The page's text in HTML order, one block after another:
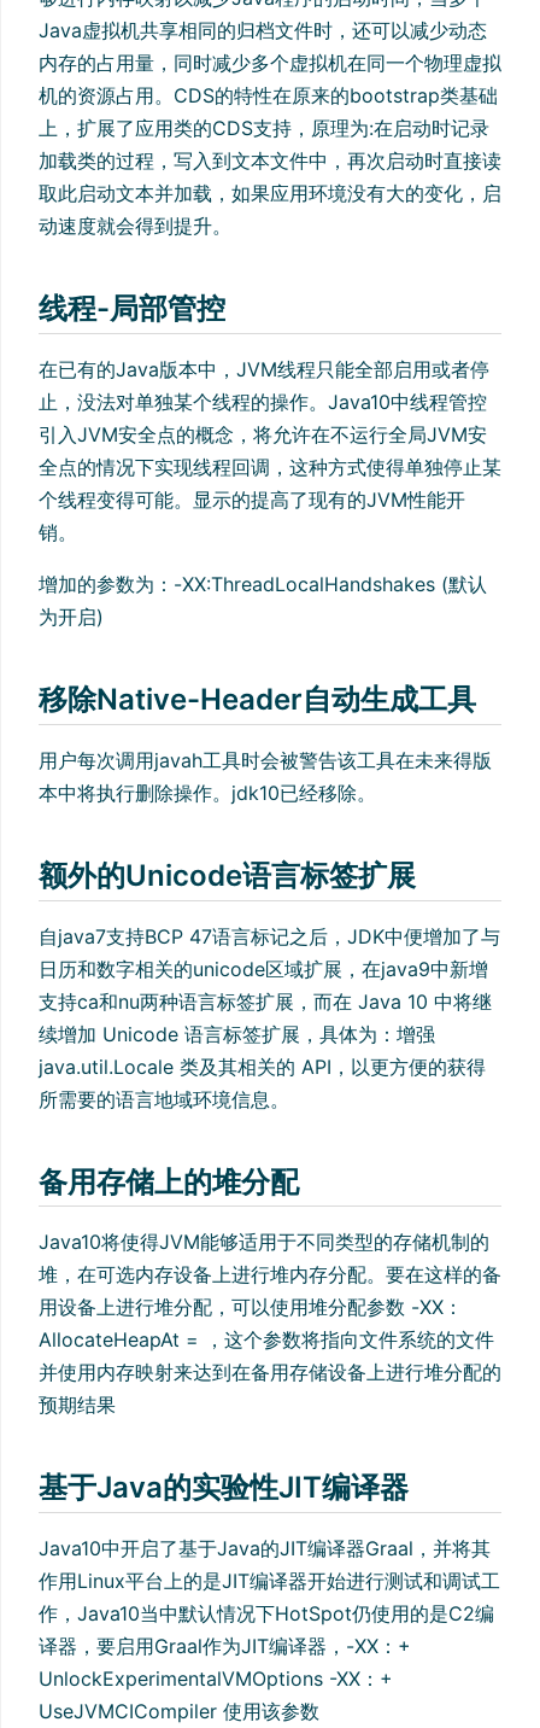
Java虚拟机共享相同的归档文件时，还可以减少动态
内存的占用量，同时减少多个虚拟机在同一个物理虚拟
机的资源占用。CDS的特性在原来的bootstrap类基础
上，扩展了应用类的CDS支持，原理为:在启动时记录
加载类的过程，写入到文本文件中，再次启动时直接读
取此启动文本并加载，如果应用环境没有大的变化，启
动速度就会得到提升。
线程-局部管控
在已有的Java版本中，JVM线程只能全部启用或者停
止，没法对单独某个线程的操作。Java10中线程管控
引入JVM安全点的概念，将允许在不运行全局JVM安
全点的情况下实现线程回调，这种方式使得单独停止某
个线程变得可能。显示的提高了现有的JVM性能开
销。
增加的参数为：-XX:ThreadLocalHandshakes (默认
为开启)
移除Native-Header自动生成工具
用户每次调用javah工具时会被警告该工具在未来得版
本中将执行删除操作。jdk10已经移除。
额外的Unicode语言标签扩展
自java7支持BCP 47语言标记之后，JDK中便增加了与
日历和数字相关的unicode区域扩展，在java9中新增
支持ca和nu两种语言标签扩展，而在 Java 10 中将继
续增加 Unicode 语言标签扩展，具体为：增强
java.util.Locale 类及其相关的 API，以更方便的获得
所需要的语言地域环境信息。
备用存储上的堆分配
Java10将使得JVM能够适用于不同类型的存储机制的
堆，在可选内存设备上进行堆内存分配。要在这样的备
用设备上进行堆分配，可以使用堆分配参数 -XX：
AllocateHeapAt =
，这个参数将指向文件系统的文件
并使用内存映射来达到在备用存储设备上进行堆分配的
预期结果
基于Java的实验性JIT编译器
Java10中开启了基于Java的JIT编译器Graal，并将其
作用Linux平台上的是JIT编译器开始进行测试和调试工
作，Java10当中默认情况下HotSpot仍使用的是C2编
译器，要启用Graal作为JIT编译器，-XX：+
UnlockExperimentalVMOptions -XX：+
UseJVMCICompiler 使用该参数